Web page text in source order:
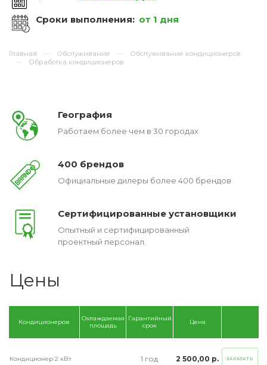
Сроки выполнения: от 1 дня
Главная Обслуживание
Обслуживание кондиционеров
Обработка кондиционеров
География
Работаем более чем в 30 городах
400 брендов
Официальные дилеры более 400 брендов
Сертифицированные установщики
Опытный и сертифицированный
проектный персонал.
Цены
Кондиционеров
Охлаждаемая
площадь
Гарантийный
срок
Цена
Кондиционер 2 кВт 1 год 2 500,00 р. ЗАКАЗАТЬ